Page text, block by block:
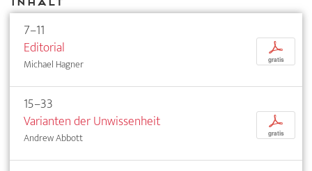
7–11
Editorial
Michael Hagner
p
gratis
15–33
Varianten der Unwissenheit
Andrew Abbott
p
gratis